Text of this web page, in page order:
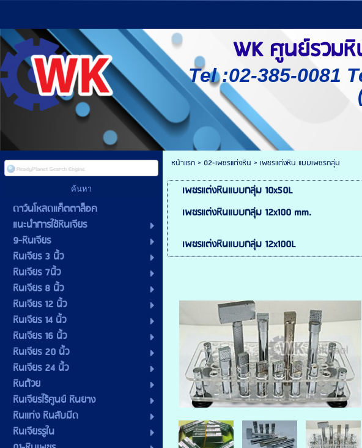
WK ศูนย์รวมหิ
Tel :02-385-0081
ดาว์นโหลดแค็ตตาล็อค
แนะนำการใช้หินเจียร
9-หินเจียร
หินเจียร 3 นิ้ว
หินเจียร 7นิ้ว
หินเจียร 8 นิ้ว
หินเจียร 12 นิ้ว
หินเจียร 14 นิ้ว
หินเจียร 16 นิ้ว
หินเจียร 20 นิ้ว
หินเจียร 24 นิ้ว
หินถ้วย
หินเจียรไร้ศูนย์ หินยาง
หินแท่ง หินลับมีด
หินเจียรรูใน
หน้าแรก> 02-เพชรแต่งหิน > เพชรแต่งหิน แบบเพชรกลุ่ม
เพชรแต่งหินแบบกลุ่ม 10x50L
เพชรแต่งหินแบบกลุ่ม 12x100 mm.
เพชรแต่งหินแบบกลุ่ม 12x100L